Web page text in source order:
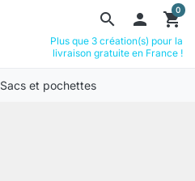
search  shopping_cart
0
Plus que 3 création(s) pour la
livraison gratuite en France !
Sacs et pochettes